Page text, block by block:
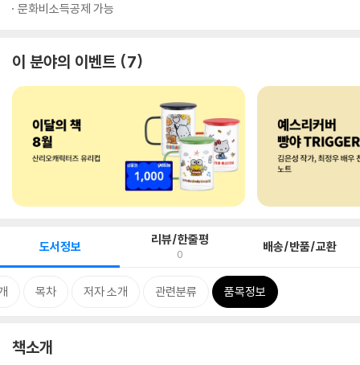
문화비소득공제 가능
이 분야의 이벤트 7
도서정보 리뷰/한줄평
0 배송/반품/교환
목차 저자 소개 관련분류 품목정보
책소개